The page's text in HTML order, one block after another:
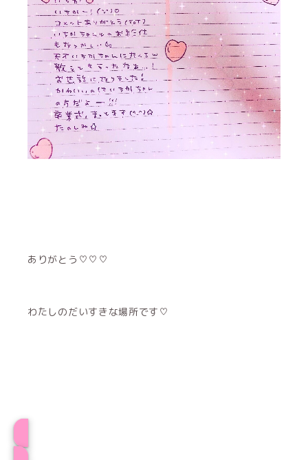
ありがとう♡♡♡
わたしのだいすきな場所です♡